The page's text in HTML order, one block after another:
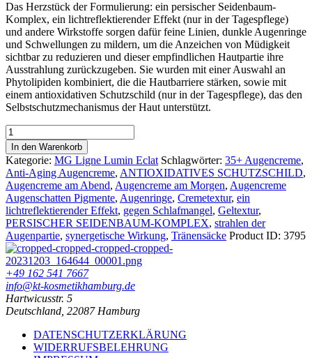
Das Herzstück der Formulierung: ein persischer Seidenbaum-
Komplex, ein lichtreflektierender Effekt (nur in der Tagespflege)
und andere Wirkstoffe sorgen dafür feine Linien, dunkle Augenringe
und Schwellungen zu mildern, um die Anzeichen von Müdigkeit
sichtbar zu reduzieren und dieser empfindlichen Hautpartie ihre
Ausstrahlung zurückzugeben. Sie wurden mit einer Auswahl an
Phytolipiden kombiniert, die die Hautbarriere stärken, sowie mit
einem antioxidativen Schutzschild (nur in der Tagespflege), das den
Selbstschutzmechanismus der Haut unterstützt.
Maria
Galland
550
LUMIN'ÉCLAT
EYE
CONTOUR
DUO
Menge
In den Warenkorb
Kategorie: MG Ligne Lumin Eclat Schlagwörter: 35+ Augencreme,
Anti-Aging Augencreme, ANTIOXIDATIVES SCHUTZSCHILD,
Augencreme am Abend, Augencreme am Morgen, Augencreme
Augenschatten Pigmente, Augenringe, Cremetextur, ein
lichtreflektierender Effekt, gegen Schlafmangel, Geltextur,
PERSISCHER SEIDENBAUM-KOMPLEX, strahlen der
Augenpartie, synergetische Wirkung, Tränensäcke Product ID: 3795
+49 162 541 7667
info@kt-kosmetikhamburg.de
Hartwicusstr. 5
Deutschland, 22087 Hamburg
DATENSCHUTZERKLÄRUNG
WIDERRUFSBELEHRUNG